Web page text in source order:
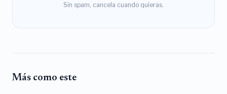
Sin spam, cancela cuando quieras.
Más como este